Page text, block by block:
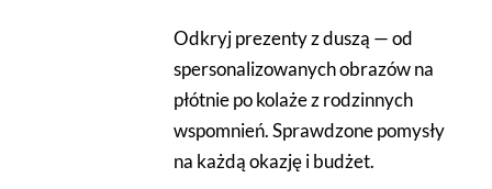
Odkryj prezenty z duszą — od
spersonalizowanych obrazów na
płótnie po kolaże z rodzinnych
wspomnień. Sprawdzone pomysły
na każdą okazję i budżet.